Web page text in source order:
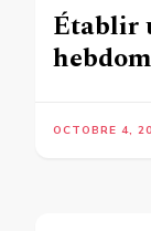
Établir
OCTOBRE 4,